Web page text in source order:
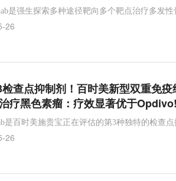
是强生探索多种途径靶向多个靶点治疗多发性
26
查点抑制剂！百时美新型双重免
疗黑色素瘤：疗效显著优于Opdivo!
是百时美施贵宝正在评估的第3种独特的检查点
26